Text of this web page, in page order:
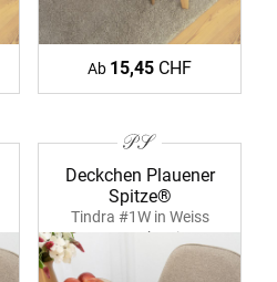
Ab 15,45 CHF
Deckchen Plauener
Spitze®
Tindra #1W in Weiss
39374 rohweiss